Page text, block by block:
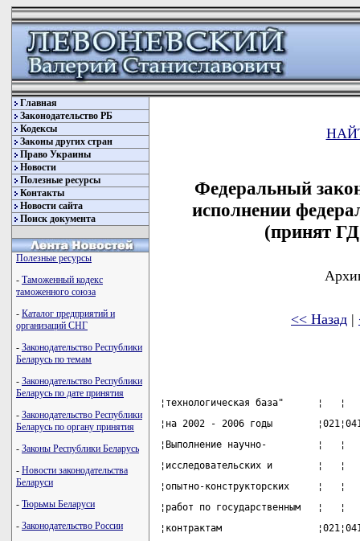
Главная
Законодательство РБ
Кодексы
Законы других стран
Право Украины
Новости
Полезные ресурсы
Контакты
Новости сайта
Поиск документа
Полезные ресурсы
- Таможенный кодекс
таможенного союза
- Каталог предприятий и
организаций СНГ
- Законодательство Республики
Беларусь по темам
- Законодательство Республики
Беларусь по дате принятия
- Законодательство Республики
Беларусь по органу принятия
- Законы Республики Беларусь
- Новости законодательства
Беларуси
- Тюрьмы Беларуси
- Законодательство России
Федеральный
исполнении
(принят
<< Назад |
¦технологическая база"
¦на 2002 - 2006 годы
¦Выполнение научно-
¦исследовательских и
¦опытно-конструкторских
¦работ по государственным
¦контрактам